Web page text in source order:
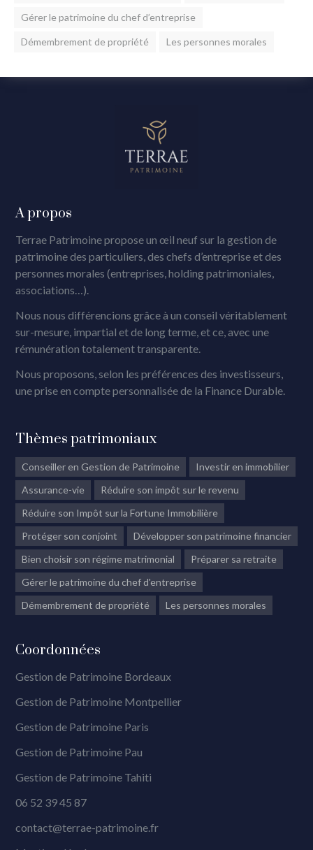
Gérer le patrimoine du chef d’entreprise
Démembrement de propriété Les personnes morales
A propos
Terrae Patrimoine propose un œil neuf sur la gestion de
patrimoine des particuliers, des chefs d’entreprise et des
personnes morales (entreprises, holding patrimoniales,
associations…).
Nous nous différencions grâce à un conseil véritablement
sur-mesure, impartial et de long terme, et ce, avec une
rémunération totalement transparente.
Nous proposons, selon les préférences des investisseurs,
une prise en compte personnalisée de la Finance Durable.
Thèmes patrimoniaux
Conseiller en Gestion de Patrimoine
Investir en immobilier
Assurance-vie
Réduire son impôt sur le revenu
Réduire son Impôt sur la Fortune Immobilière
Protéger son conjoint
Développer son patrimoine financier
Bien choisir son régime matrimonial
Préparer sa retraite
Gérer le patrimoine du chef d'entreprise
Démembrement de propriété
Les personnes morales
Coordonnées
Gestion de Patrimoine Bordeaux
Gestion de Patrimoine Montpellier
Gestion de Patrimoine Paris
Gestion de Patrimoine Pau
Gestion de Patrimoine Tahiti
06 52 39 45 87
contact@terrae-patrimoine.fr